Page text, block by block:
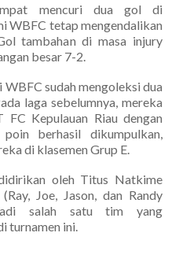
mencuri dua gol di
WBFC tetap mengendalikan
tambahan di masa injury
besar 7-2.
WBFC sudah mengoleksi dua
laga sebelumnya, mereka
FC Kepulauan Riau dengan
berhasil dikumpulkan,
di klasemen Grup E.
oleh Titus Natkime
Joe, Jason, dan Randy
salah satu tim yang
turnamen ini.